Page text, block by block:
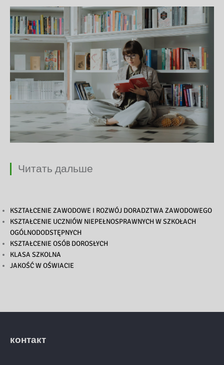
Читать дальше
KSZTAŁCENIE ZAWODOWE I ROZWÓJ DORADZTWA ZAWODOWEGO
KSZTAŁCENIE UCZNIÓW NIEPEŁNOSPRAWNYCH W SZKOŁACH
OGÓLNODODSTĘPNYCH
KSZTAŁCENIE OSÓB DOROSŁYCH
KLASA SZKOLNA
JAKOŚĆ W OŚWIACIE
контакт